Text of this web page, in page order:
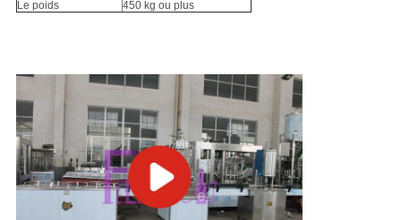
Le poids
450 kg ou plus